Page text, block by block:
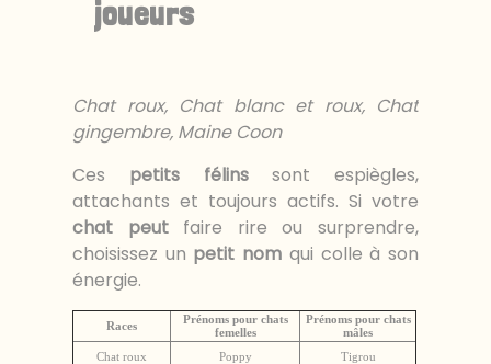
joueurs
Chat roux, Chat blanc et roux, Chat
gingembre, Maine Coon
Ces petits félinssont espiègles,
attachants et toujours actifs. Si votre
chat peutfaire rire ou surprendre,
choisissez un petit nom qui colle à son
énergie.
Races
Prénoms pour chats
femelles
Prénoms pour chats
mâles
Chat roux
Poppy Tigrou